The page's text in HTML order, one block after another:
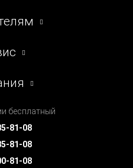
бесплатный
81-08
81-08
81-08